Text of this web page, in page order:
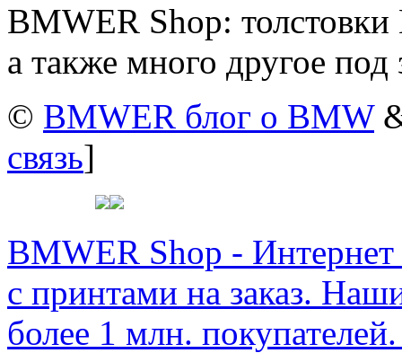
BMWER Shop:
а также много другое под
© BMWER блог о BMW
связь]
BMWER Shop - Интернет
с принтами на заказ.
более 1 млн.